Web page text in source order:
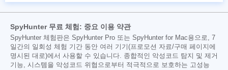
SpyHunter 무료 체험: 중요 이용 약관
SpyHunter 체험판은 SpyHunter Pro 또는 SpyHunter for Mac용으로, 7
일간의 일회성 체험 기간 동안 여러 기기(프로모션 자료/구매 페이지에
명시된 대로)에서 사용할 수 있습니다. 종합적인 악성코드 탐지 및 제거
기능, 시스템을 악성코드 위협으로부터 적극적으로 보호하는 고성능